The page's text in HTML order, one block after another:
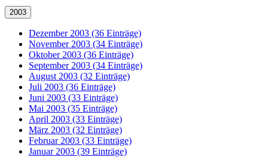
2003
Dezember 2003 (36 Einträge)
November 2003 (34 Einträge)
Oktober 2003 (36 Einträge)
September 2003 (34 Einträge)
August 2003 (32 Einträge)
Juli 2003 (36 Einträge)
Juni 2003 (33 Einträge)
Mai 2003 (35 Einträge)
April 2003 (33 Einträge)
März 2003 (32 Einträge)
Februar 2003 (33 Einträge)
Januar 2003 (39 Einträge)